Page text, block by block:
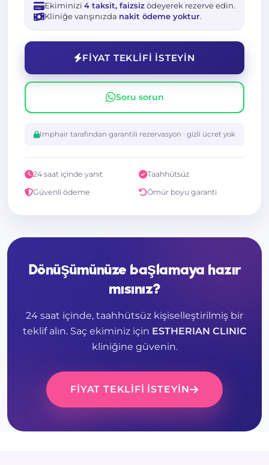
Ekiminizi 4 taksit, faizsizödeyerek rezerve edin.
Kliniğe varışınızda nakit ödeme yoktur.
FIYAT TEKLIFI ISTEYIN
Soru sorun
Imphair tarafından garantili rezervasyon · gizli ücret yok
24 saat içinde yanıt
Taahhütsüz
Güvenli ödeme
Ömür boyu garanti
Dönüşümünüze başlamaya hazır
mısınız?
24 saat içinde, taahhütsüz kişiselleştirilmiş bir
teklif alın. Saç ekiminiz için ESTHERIAN CLINIC
kliniğine güvenin.
FIYAT TEKLIFI ISTEYIN